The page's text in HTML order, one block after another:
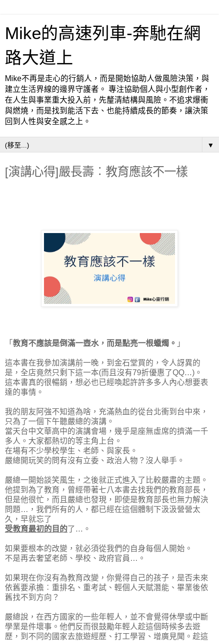
Mike的高速列車-奔馳在網
路大道上
Mike不再是走心的行銷人，而是開始協助人做風險決策，與
建立生活界線的邊界守護者。 專注協助個人與小型創作者，
在人生與事業重大投入前，先釐清結構與風險。不追求爆衝
與燃燒，而是找到能活下去、也能持續成長的節奏，讓決策
回到人性與安全感之上。
▼
[演講心得]嚴長壽︰教育應該不一樣
「 教育不應該是倒滿一壺水，而是點亮一根蠟燭。 」
這本書在我參加演講前一晚，到金石堂買的，令人訝異的
是，全店竟然只剩下這一本(而且沒有79折優惠了QQ…)。
這本書真的很暢銷，想必也已經喚起許許多多人內心想要表
達的事情。
我的朋友阿強不知道為啥，充滿熱血的從台北衝到台中來，
只為了一個下午聽嚴總的演講。
當天台中文華高中的演講會場，幾乎是座無虛席的擠滿一千
多人。大家都熱切的等主角上台。
在場有不少學校學生、老師、與家長。
嚴總開玩笑的問有沒有立委、政治人物？沒人舉手。
嚴總一開始談笑風生，之後就正式進入了比較嚴肅的主題。
他提到為了教育，曾經帶著七八本書去找我們的教育部長，
但是他很忙，而且嚴總也發現，即使是教育部長也無力解決
問題…，我們所有的人，都已經在這個體制下汲汲營營太
久，早就忘了
受教育最初的目的了…。
如果要根本的改變，就必須從我們的自身每個人開始。
不是再去奢望老師、學校、政府官員…。
如果現在你沒有為教育改變，你覺得自己的孩子，是否未來
依舊要承擔︰重排名、重考試、輕個人天賦潛能、畢業後依
舊找不到方向？
嚴總說，在西方國家的一些年輕人，並不會覺得休學或中斷
學業是件壞事。他們反而很鼓勵年輕人趁這個時候多去遊
歷，到不同的國家去旅遊經歷、打工學習、增廣見聞。趁這